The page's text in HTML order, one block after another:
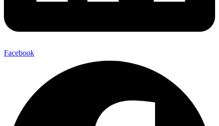
Facebook